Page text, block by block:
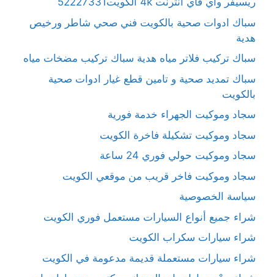
سباك ادوات صحية بالكويت فني صحي شاطر ورخيص
هدية
سباك تركيب فلاتر مياه هدية سباك تركيب مضخات مياه
سباك تمديد صحية و تامين قطع غيار ادوات صحية
بالكويت
سجاد وموكيت الجهراء خدمة فورية
سجاد وموكيت تشكيلة فاخرة الكويت
سجاد وموكيت حولي فوري 24 ساعة
سجاد وموكيت فاخر قريب من موقعي الكويت
سياسة الخصوصية
شراء جميع أنواع السيارات مستعمل فوري الكويت
شراء سيارات سكراب الكويت
شراء سيارات مستعملة قديمة مدعومة في الكويت